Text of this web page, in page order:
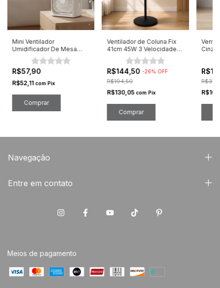
Mini Ventilador
Umidificador De Mesa
Portátil 4 EM 1 21 X 26
R$57,90
R$52,11 com Pix
Ventilador de Coluna Fix
41cm 45W 3 Velocidades
R$144,50 -26% OFF
R$194,50
R$130,05 com Pix
Cinza
Navegação
Entre em contato
Meios de pagamento